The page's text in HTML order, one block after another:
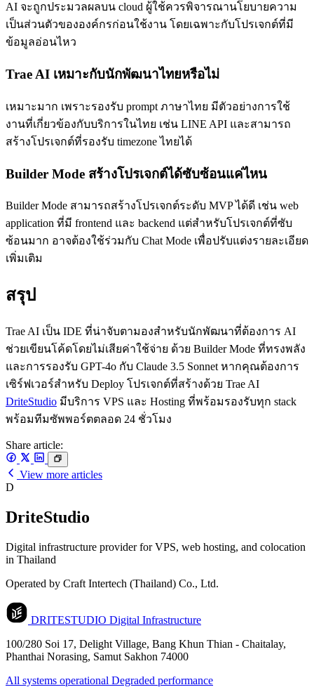
AI จะถูกประมวลผลบน cloud ผู้ใช้ควรพิจารณานโยบายความ
เป็นส่วนตัวขององค์กรก่อนใช้งาน โดยเฉพาะกับโปรเจกต์ที่มี
ข้อมูลอ่อนไหว
Trae AI เหมาะกับนักพัฒนาไทยหรือไม่
เหมาะมาก เพราะรองรับ prompt ภาษาไทย มีตัวอย่างการใช้
งานที่เกี่ยวข้องกับบริการในไทย เช่น LINE API และสามารถ
สร้างโปรเจกต์ที่รองรับ timezone ไทยได้
Builder Mode สร้างโปรเจกต์ได้ซับซ้อนแค่ไหน
Builder Mode สามารถสร้างโปรเจกต์ระดับ MVP ได้ดี เช่น web
application ที่มี frontend และ backend แต่สำหรับโปรเจกต์ที่ซับ
ซ้อนมาก อาจต้องใช้ร่วมกับ Chat Mode เพื่อปรับแต่งรายละเอียด
เพิ่มเติม
สรุป
Trae AI เป็น IDE ที่น่าจับตามองสำหรับนักพัฒนาที่ต้องการ AI
ช่วยเขียนโค้ดโดยไม่เสียค่าใช้จ่าย ด้วย Builder Mode ที่ทรงพลัง
และการรองรับ GPT-4o กับ Claude 3.5 Sonnet หากคุณต้องการ
เซิร์ฟเวอร์สำหรับ Deploy โปรเจกต์ที่สร้างด้วย Trae AI
DriteStudio มีบริการ VPS และ Hosting ที่พร้อมรองรับทุก stack
พร้อมทีมซัพพอร์ตตลอด 24 ชั่วโมง
Share article:
View more articles
D
DriteStudio
Digital infrastructure provider for VPS, web hosting, and colocation
in Thailand
Operated by Craft Intertech (Thailand) Co., Ltd.
DRITESTUDIO Digital Infrastructure
100/280 Soi 17, Delight Village, Bang Khun Thian - Chaitalay,
Phanthai Norasing, Samut Sakhon 74000
All systems operational Degraded performance